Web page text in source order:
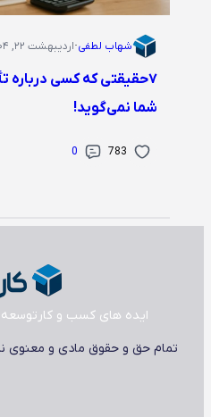
شهاب لطفی·اردیبهشت ۲۲, ۱۴۰۴
۷حقیقتی که کسی درباره
شما نمی‌گوید!
783
0
ایده های کسب و کار
تمام حق و حقوق مادی و معنوی